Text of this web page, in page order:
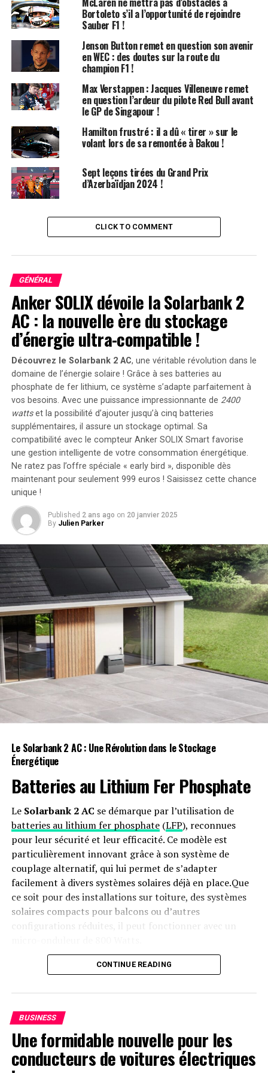
mais qu’il doit parfois faire descompromis, des
concessions que son coéquipier doit gérer de manière
plus significative.
« Pour moi, un bon train avant est essentiel, »
Verstappen lors d’une interview avec Formula HU.
« J’apprécie que la voiture réagisse rapidement et avec
force. Cependant, il est crucial de maintenir un équilibre.
On ne peut pas se concentrer uniquement sur l’avant et
espérer que l’arrière suive, il faut trouver un compromis,
et cela varie d’un pilote à l’autre. »
Alex Albon, qui a été le coéquipier de Verstappen chez
Red Bull pendant un an et demi, a comparé la conduite
des réglages de sensibilité au maximum. Cette analogie
illustre la complexité et la précision requises pour
piloter une telle voiture.
Verstappen a également précisé que ce n’est pas
nécessairement un handicap pour la vitesse :
« Chaque
pilote a son propre style, donc ce qui fonctionne pour
moi peut ne pas convenir à un autre. Un autre pilote peut
avoir une approche différente et être tout aussi rapide. »
« Pour moi, la façon dont ma voiture se comporte semble
très naturelle, car c’est ce que je recherche. Mais pour un
autre pilote, cela pourrait ne pas être ce qu’il préfère.
C’est ainsi que cela fonctionne dans notre sport. »
RELATED TOPICS: COÉQUIPIERS F1
FORMULE 1
RÉGLAGES
VERSTAPPEN
UP NEXT
Des suspects, membres présumés du gang des 28,
accusés d’avoir volé un touriste allemand
DON'T MISS
Plus de 47 000 vies perdues en Europe l’an dernier à
cause de la chaleur, selon un rapport alarmant
Bortoleto s’il a l’opportunité de rejoindre
Sauber F1 !
Jenson Button remet en question son avenir
en WEC : des doutes sur la route du
champion F1 !
Max Verstappen : Jacques Villeneuve remet
en question l’ardeur du pilote Red Bull avant
le GP de Singapour !
Hamilton frustré : il a dû « tirer » sur le
volant lors de sa remontée à Bakou !
Sept leçons tirées du Grand Prix
d’Azerbaïdjan 2024 !
CLICK TO COMMENT
GÉNÉRAL
Anker SOLIX dévoile la Solarbank 2
AC : la nouvelle ère du stockage
d’énergie ultra-compatible !
Découvrez le Solarbank 2 AC, une véritable révolution dans le
domaine de l’énergie solaire ! Grâce à ses batteries au
phosphate de fer lithium, ce système s’adapte parfaitement à
vos besoins. Avec une puissance impressionnante de 2400
wattset la possibilité d’ajouter jusqu’à cinq batteries
supplémentaires, il assure un stockage optimal. Sa
compatibilité avec le compteur Anker SOLIX Smart favorise
une gestion intelligente de votre consommation énergétique.
Ne ratez pas l’offre spéciale « early bird », disponible dès
maintenant pour seulement 999 euros ! Saisissez cette chance
unique !
Published 2 ans ago on 20 janvier 2025
By Julien Parker
Le Solarbank 2 AC : Une Révolution dans le Stockage
Énergétique
Batteries au Lithium Fer Phosphate
Le Solarbank 2 AC se démarque par l’utilisation de
batteries au lithium fer phosphate(LFP), reconnues
pour leur sécurité et leur efficacité. Ce modèle est
particulièrement innovant grâce à son système de
couplage alternatif, qui lui permet de s’adapter
facilement à divers systèmes solaires déjà en place.Que
ce soit pour des installations sur toiture, des systèmes
solaires compacts pour balcons ou d’autres
configurations réduites, il peut fonctionner avec un
Capacité et flexibilité Énergétique
Avec une capacité maximale d’injection dans le réseau
domestique atteignant 1200 watts,le Solarbank 2 AC
peut être associé à deux régulateurs solaires MPPT. Cela
ouvre la possibilité d’ajouter jusqu’à 1200 watts
supplémentaires via des panneaux solaires additionnels,
portant ainsi la puissance totale à un impressionnant
CONTINUE READING
BUSINESS
Une formidable nouvelle pour les
conducteurs de voitures électriques